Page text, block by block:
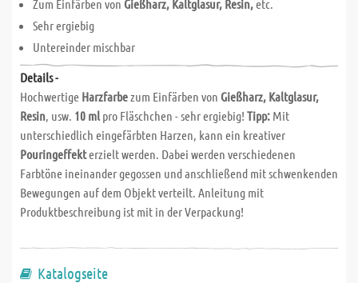
Zum Einfärben von Gießharz, Kaltglasur, Resin,etc.
Sehr ergiebig
Untereinder mischbar
Details -
Hochwertige Harzfarbezum Einfärben von Gießharz, Kaltglasur,
Resin, usw. 10 mlpro Fläschchen - sehr ergiebig! Tipp: Mit
unterschiedlich eingefärbten Harzen, kann ein kreativer
Pouringeffekterzielt werden. Dabei werden verschiedenen
Farbtöne ineinander gegossen und anschließend mit schwenkenden
Bewegungen auf dem Objekt verteilt. Anleitung mit
Produktbeschreibung ist mit in der Verpackung!
Katalogseite